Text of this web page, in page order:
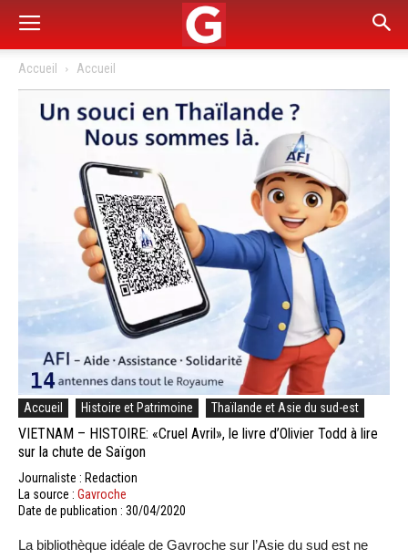
Accueil Accueil
Accueil Histoire et Patrimoine Thaïlande et Asie du sud-est
VIETNAM – HISTOIRE: «Cruel Avril», le livre d’Olivier Todd à lire
sur la chute de Saïgon
Journaliste : Redaction
La source : Gavroche
Date de publication : 30/04/2020
La bibliothèque idéale de Gavroche sur l’Asie du sud est ne